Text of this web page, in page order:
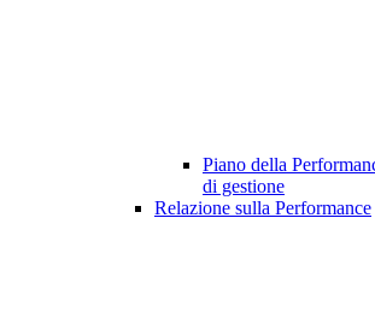
Piano della
di gestione
Relazione sulla Performance